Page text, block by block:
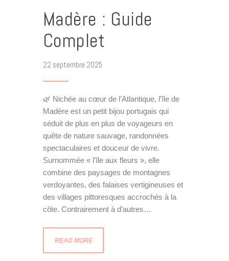
Madère : Guide
Complet
22 septembre 2025
🌿 Nichée au cœur de l’Atlantique, l’île de
Madère est un petit bijou portugais qui
séduit de plus en plus de voyageurs en
quête de nature sauvage, randonnées
spectaculaires et douceur de vivre.
Surnommée « l’île aux fleurs », elle
combine des paysages de montagnes
verdoyantes, des falaises vertigineuses et
des villages pittoresques accrochés à la
côte. Contrairement à d’autres…
READ MORE